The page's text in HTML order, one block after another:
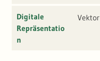
Digitale
Repräsentatio
n
Vektor